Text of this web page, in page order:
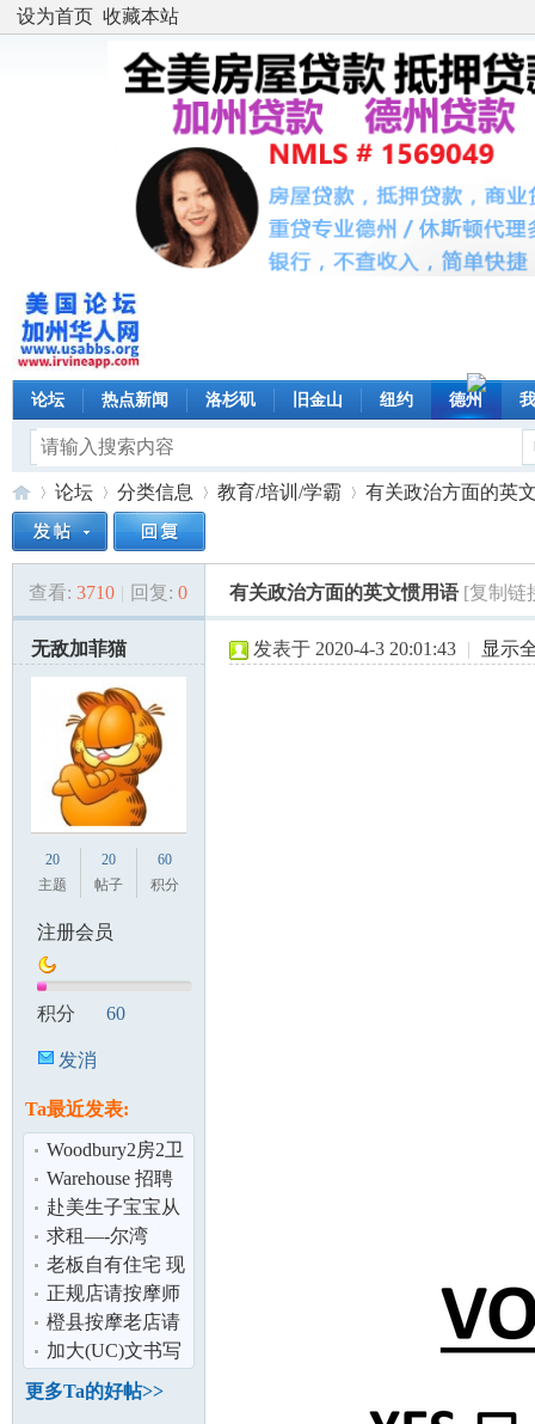
设为首页 收藏本站
论坛 热点新闻 洛杉矶 旧金山 纽约 德州
美»
论坛
›
分类信息 教育/培训/学霸
›
有关政治方面的英
查看: 3710 | 回复: 0 有关政治方面的英文惯用语 [复制链
无敌加菲猫
20
主题
20
帖子
60
积分
注册会员
积分 60
发消
Ta最近发表:
Woodbury2房2卫
公寓
Warehouse 招聘
办公室文员
赴美生子宝宝从
出生到满月都会
有哪些变化？
求租—-尔湾
（17575
cartwright road附
近)
老板自有住宅 现
有套房空出 微
信：naviusba
正规店请按摩师
（色免）
橙县按摩老店请
人
加大(UC)文书写
作专场(免费讲座
和现场写作
更多Ta的好帖>>
发表于 2020-4-3 20:01:43 | 显示